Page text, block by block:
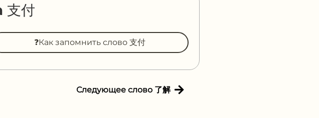
付
❓Как запомнить слово 支付
Следующее слово 了解